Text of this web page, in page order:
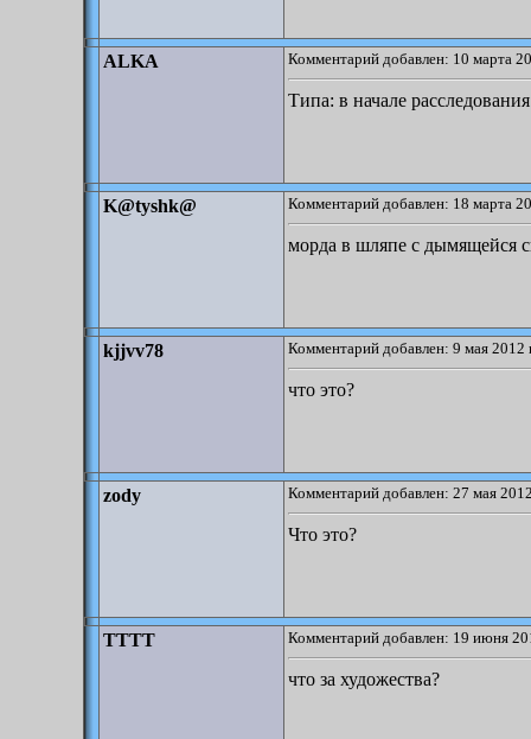
ALKA Комментарий добавлен: 10 марта
Типа: в начале
K@tyshk@ Комментарий добавлен: 18 марта
морда в шляпе с дымящейся
kjjvv78 Комментарий добавлен: 9 мая 2012
что это?
zody Комментарий добавлен: 27 мая
Что это?
TTTT Комментарий добавлен: 19 июня
что за художества?